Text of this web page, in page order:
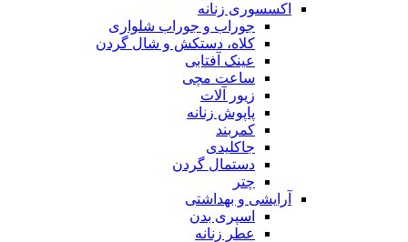
اکسسوری زنانه
جوراب و جوراب شلواری
کلاه، دستکش و شال گردن
عینک آفتابی
ساعت مچی
زیور آلات
پاپوش زنانه
کمربند
جاکلیدی
دستمال گردن
چتر
آرایشی و بهداشتی
اسپری بدن
عطر زنانه